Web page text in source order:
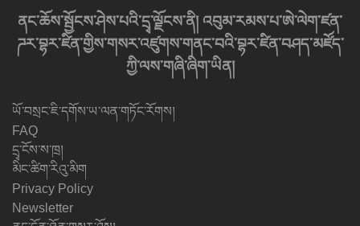
ནང་ཆོས་སྦྱོངས་ཤེས་པའི་དྲྭ་ལྗོངས་ནི། འབུམ་རམས་པ་ཨེ་ལེག་ཛན་
ཌར་བྷར་ཛིན་གྱིས་གསར་འཛུགས་གནང་བའི་བྷར་ཛིན་བཤད་མཛོད་
ཀྱི་ལས་གཞི་ཞིག་ཡིན།
ཡོ་བསྲང་ཇི་དགོས་ཡ་ལན་གཏོང་རོགས།
FAQ
དྲྭ་ངོས་ས་ཁྲ།
མིང་ཚིག་རིའུ་མིག
Privacy Policy
Newsletter